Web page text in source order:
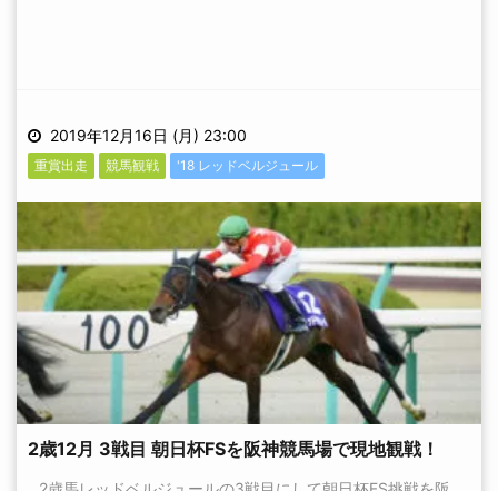
2019年12月16日 (月) 23:00
重賞出走 競馬観戦 '18 レッドベルジュール
2歳12月 3戦目 朝日杯FSを阪神競馬場で現地観戦！